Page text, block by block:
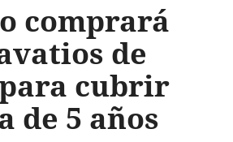
comprará
de
cubrir
de 5 años